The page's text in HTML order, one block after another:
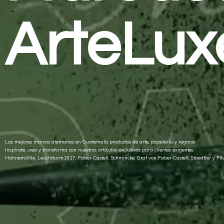
Las mejores marcas alemanas en Guatemala productos de arte, papelería y regalos
Inspírate, crea y transforma con nuestros artículos exclusivos para clientes exigentes
Hahnemühle, Leuchtturm1917, Faber-Castell, Schmincke, Graf von Faber-Castell, Staedtlery